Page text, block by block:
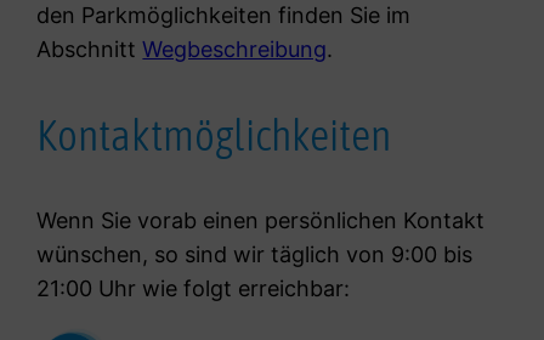
den Parkmöglichkeiten finden Sie im
AbschnittWegbeschreibung.
Kontaktmöglichkeiten
Wenn Sie vorab einen persönlichen Kontakt
wünschen, so sind wir täglich von 9:00 bis
21:00 Uhr wie folgt erreichbar: